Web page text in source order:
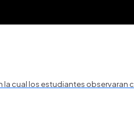
cual los estudiantes observaran